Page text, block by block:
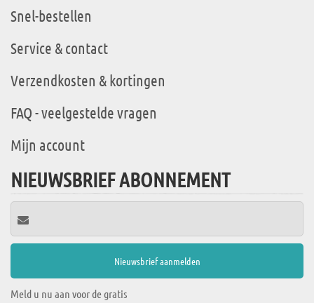
Snel-bestellen
Service & contact
Verzendkosten & kortingen
FAQ - veelgestelde vragen
Mijn account
NIEUWSBRIEF ABONNEMENT
Meld u nu aan voor de gratis